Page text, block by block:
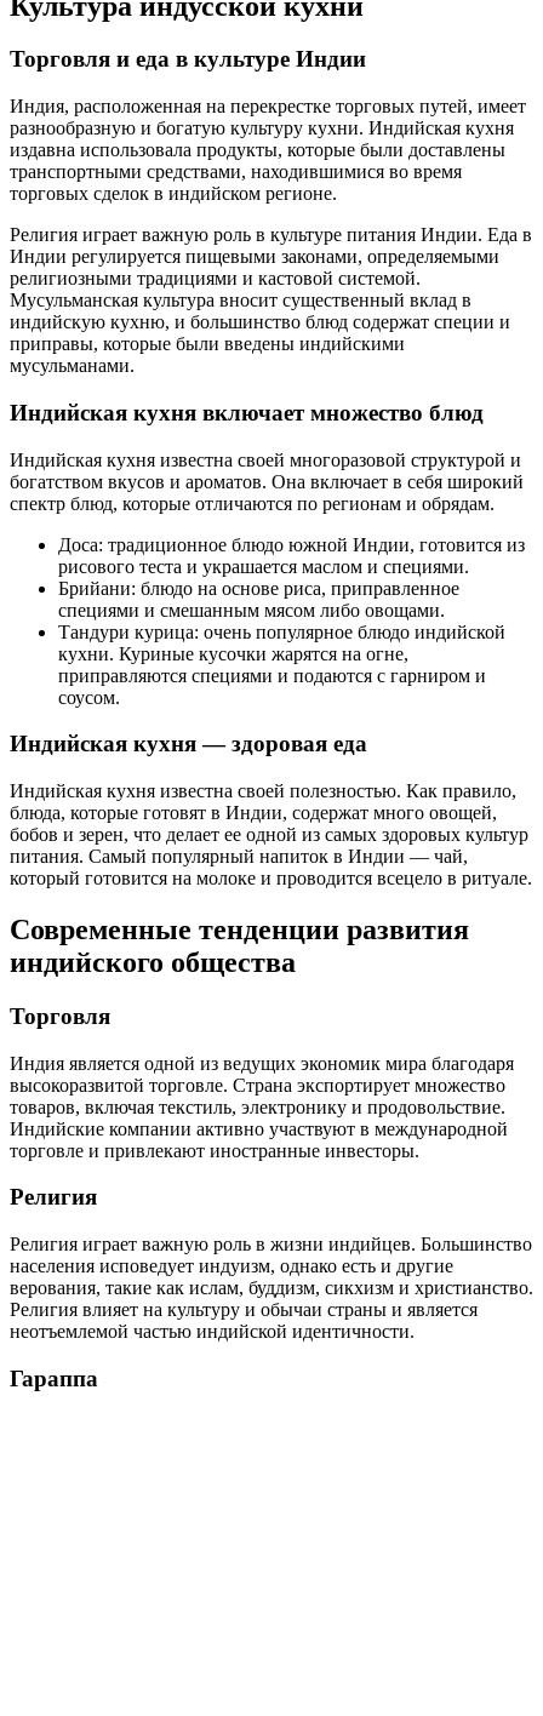
Торговля и еда в культуре Индии
Индия, расположенная на перекрестке торговых путей, имеет
разнообразную и богатую культуру кухни. Индийская кухня
издавна использовала продукты, которые были доставлены
транспортными средствами, находившимися во время
торговых сделок в индийском регионе.
Религия играет важную роль в культуре питания Индии. Еда в
Индии регулируется пищевыми законами, определяемыми
религиозными традициями и кастовой системой.
Мусульманская культура вносит существенный вклад в
индийскую кухню, и большинство блюд содержат специи и
приправы, которые были введены индийскими
мусульманами.
Индийская кухня включает множество блюд
Индийская кухня известна своей многоразовой структурой и
богатством вкусов и ароматов. Она включает в себя широкий
спектр блюд, которые отличаются по регионам и обрядам.
Доса: традиционное блюдо южной Индии, готовится из
рисового теста и украшается маслом и специями.
Брийани: блюдо на основе риса, приправленное
специями и смешанным мясом либо овощами.
Тандури курица: очень популярное блюдо индийской
кухни. Куриные кусочки жарятся на огне,
приправляются специями и подаются с гарниром и
соусом.
Индийская кухня — здоровая еда
Индийская кухня известна своей полезностью. Как правило,
блюда, которые готовят в Индии, содержат много овощей,
бобов и зерен, что делает ее одной из самых здоровых культур
питания. Самый популярный напиток в Индии — чай,
который готовится на молоке и проводится всецело в ритуале.
Современные тенденции развития
индийского общества
Торговля
Индия является одной из ведущих экономик мира благодаря
высокоразвитой торговле. Страна экспортирует множество
товаров, включая текстиль, электронику и продовольствие.
Индийские компании активно участвуют в международной
торговле и привлекают иностранные инвесторы.
Религия
Религия играет важную роль в жизни индийцев. Большинство
населения исповедует индуизм, однако есть и другие
верования, такие как ислам, буддизм, сикхизм и христианство.
Религия влияет на культуру и обычаи страны и является
неотъемлемой частью индийской идентичности.
Гараппа